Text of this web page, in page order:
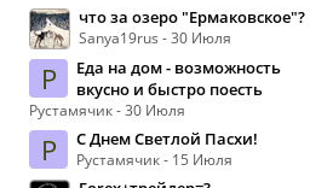
что за озеро "Ермаковское"?
Sanya19rus - 30 Июля
Р
Еда на дом - возможность
вкусно и быстро поесть
Рустамячик - 30 Июля
Р С Днем Светлой Пасхи!
Рустамячик - 15 Июля